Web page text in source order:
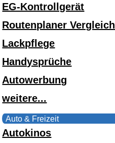
EG-Kontrollgerät
Routenplaner Vergleich
Lackpflege
Handysprüche
Autowerbung
weitere...
Auto & Freizeit
Autokinos